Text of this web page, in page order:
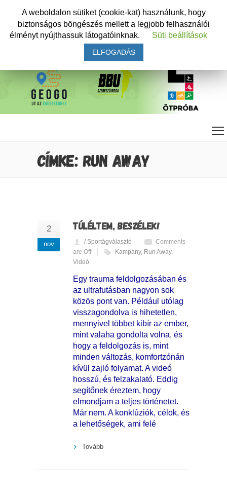
CÍMKE: RUN AWAY
2
nov
TÚLÉLTEM, BESZÉLEK!
/ Sportágválasztó
Comments
are Off
Kampány, Run Away,
Videó
Egy trauma feldolgozásában és
az ultrafutásban nagyon sok
közös pont van. Például utólag
visszagondolva is hihetetlen,
mennyivel többet kibír az ember,
mint valaha gondolta volna, és
hogy a feldolgozás is, mint
minden változás, komfortzónán
kívül zajló folyamat. A videó
hosszú, és felzakalató. Eddig
segítőnek éreztem, hogy
elmondjam a teljes történetet.
Már nem. A konklúziók, célok, és
a lehetőségek, ami felé
Tovább
A weboldalon sütiket (cookie-kat) használunk, hogy
biztonságos böngészés mellett a legjobb felhasználói
élményt nyújthassuk látogatóinknak.
Süti beállítások
ELFOGADÁS